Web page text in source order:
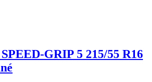
GRIP 5 215/55 R16